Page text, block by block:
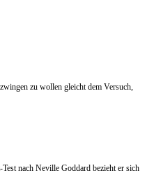
zu wollen gleicht dem Versuch,
nach Neville Goddard bezieht er sich